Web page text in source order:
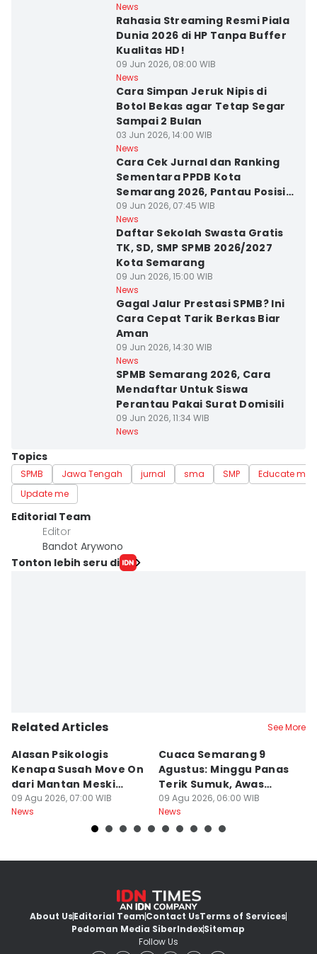
News
Rahasia Streaming Resmi Piala
Dunia 2026 di HP Tanpa Buffer
Kualitas HD!
09 Jun 2026, 08:00 WIB
News
Cara Simpan Jeruk Nipis di
Botol Bekas agar Tetap Segar
Sampai 2 Bulan
03 Jun 2026, 14:00 WIB
News
Cara Cek Jurnal dan Ranking
Sementara PPDB Kota
Semarang 2026, Pantau Posisi
Anak!
09 Jun 2026, 07:45 WIB
News
Daftar Sekolah Swasta Gratis
TK, SD, SMP SPMB 2026/2027
Kota Semarang
09 Jun 2026, 15:00 WIB
News
Gagal Jalur Prestasi SPMB? Ini
Cara Cepat Tarik Berkas Biar
Aman
09 Jun 2026, 14:30 WIB
News
SPMB Semarang 2026, Cara
Mendaftar Untuk Siswa
Perantau Pakai Surat Domisili
09 Jun 2026, 11:34 WIB
News
Topics
SPMB Jawa Tengah jurnal sma SMP
Educate me
Update me
Editorial Team
Editor
Bandot Arywono
Tonton lebih seru di
Related Articles See More
Alasan Psikologis
Kenapa Susah Move On
dari Mantan Meski
Sudah Disakiti!
09 Agu 2026, 07:00 WIB
News
Cuaca Semarang 9
Agustus: Minggu Panas
Terik Sumuk, Awas
Malam Dingin Bediding!
09 Agu 2026, 06:00 WIB
News
About UsEditorial TeamContact UsTerms of Services
Pedoman Media SiberIndexSitemap
Follow Us